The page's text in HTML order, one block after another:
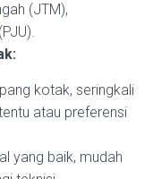
(JTM),
kotak, seringkali
atau preferensi
yang baik, mudah